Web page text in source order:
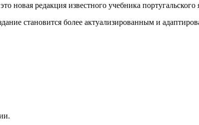
новая редакция известного учебника
становится более актуализированным и